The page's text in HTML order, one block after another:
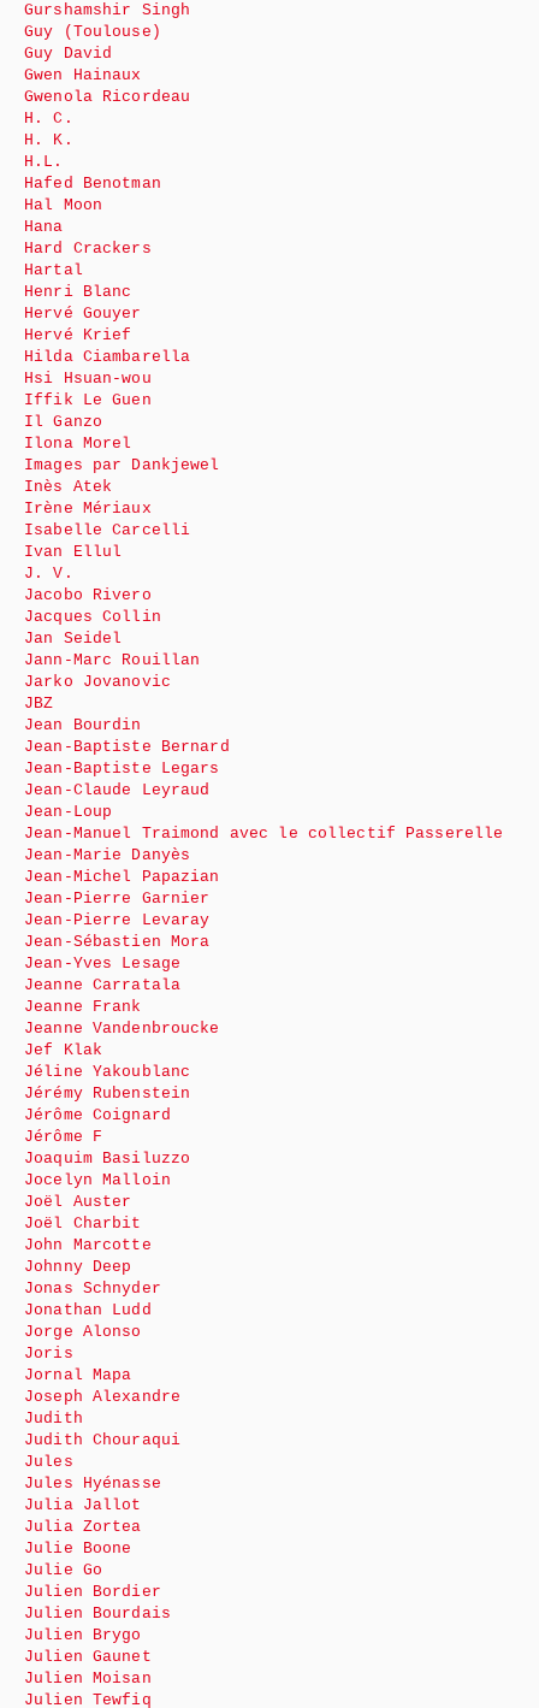
Gurshamshir Singh
Guy (Toulouse)
Guy David
Gwen Hainaux
Gwenola Ricordeau
H. C.
H. K.
H.L.
Hafed Benotman
Hal Moon
Hana
Hard Crackers
Hartal
Henri Blanc
Hervé Gouyer
Hervé Krief
Hilda Ciambarella
Hsi Hsuan-wou
Iffik Le Guen
Il Ganzo
Ilona Morel
Images par Dankjewel
Inès Atek
Irène Mériaux
Isabelle Carcelli
Ivan Ellul
J. V.
Jacobo Rivero
Jacques Collin
Jan Seidel
Jann-Marc Rouillan
Jarko Jovanovic
JBZ
Jean Bourdin
Jean-Baptiste Bernard
Jean-Baptiste Legars
Jean-Claude Leyraud
Jean-Loup
Jean-Manuel Traimond avec le collectif Passerelle
Jean-Marie Danyès
Jean-Michel Papazian
Jean-Pierre Garnier
Jean-Pierre Levaray
Jean-Sébastien Mora
Jean-Yves Lesage
Jeanne Carratala
Jeanne Frank
Jeanne Vandenbroucke
Jef Klak
Jéline Yakoublanc
Jérémy Rubenstein
Jérôme Coignard
Jérôme F
Joaquim Basiluzzo
Jocelyn Malloin
Joël Auster
Joël Charbit
John Marcotte
Johnny Deep
Jonas Schnyder
Jonathan Ludd
Jorge Alonso
Joris
Jornal Mapa
Joseph Alexandre
Judith
Judith Chouraqui
Jules
Jules Hyénasse
Julia Jallot
Julia Zortea
Julie Boone
Julie Go
Julien Bordier
Julien Bourdais
Julien Brygo
Julien Gaunet
Julien Moisan
Julien Tewfiq